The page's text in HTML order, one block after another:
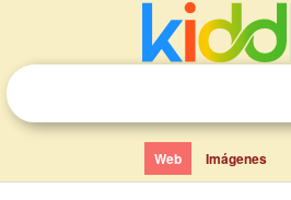
Web Imágenes